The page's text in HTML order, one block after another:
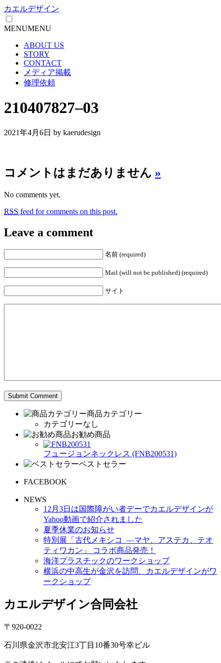
カエルデザイン
MENUMENU
ABOUT US
STORY
CONTACT
メディア掲載
修理依頼
210407827–03
2021年4月6日 by kaerudesign
コメントはまだありません »
No comments yet.
RSS feed for comments on this post.
Leave a comment
名前 (required)
Mail (will not be published) (required)
サイト
商品カテゴリー
カテゴリーなし
お勧め商品
フュージョンネックレス (FNB200531)
ベストセラー
FACEBOOK
NEWS
12月3日は国際障がい者デーでカエルデザインが
Yahoo動画で紹介されました
夏季休業のお知らせ
特別展「古代メキシコ ―マヤ、アステカ、テオ
ティワカン」 コラボ商品発売！
海洋プラスチックのワークショップ
横浜の中高生が金沢を訪問、カエルデザインがワ
ークショップ
カエルデザイン合同会社
〒920-0022
石川県金沢市北安江3丁目10番30号幸ビル